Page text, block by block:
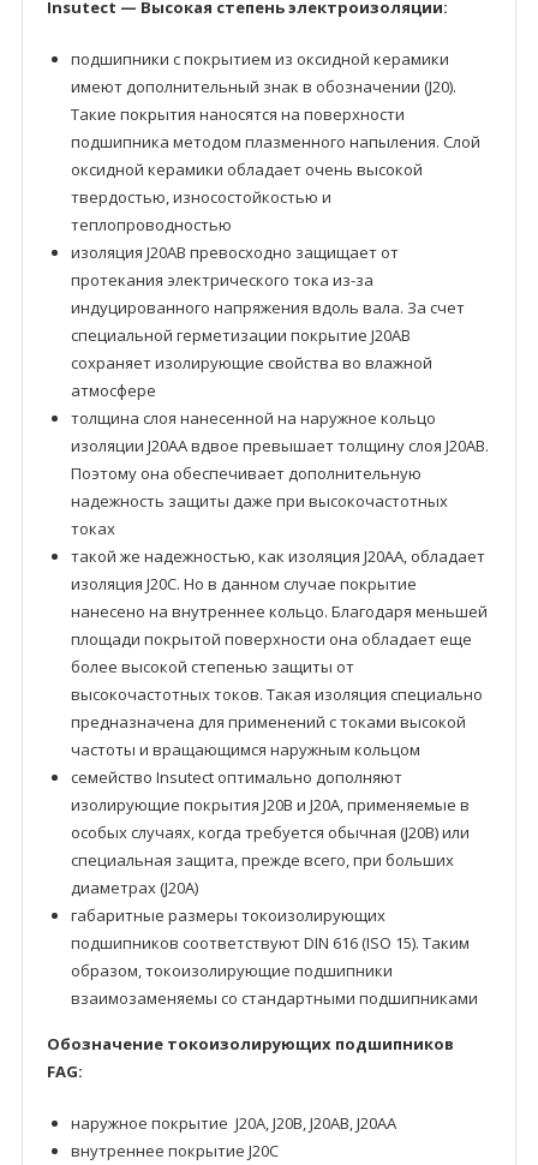
Insutect — Высокая степень электроизоляции:
подшипники с покрытием из оксидной керамики
имеют дополнительный знак в обозначении (J20).
Такие покрытия наносятся на поверхности
подшипника методом плазменного напыления. Слой
оксидной керамики обладает очень высокой
твердостью, износостойкостью и
теплопроводностью
изоляция J20AB превосходно защищает от
протекания электрического тока из-за
индуцированного напряжения вдоль вала. За счет
специальной герметизации покрытие J20AB
сохраняет изолирующие свойства во влажной
атмосфере
толщина слоя нанесенной на наружное кольцо
изоляции J20AA вдвое превышает толщину слоя J20AB.
Поэтому она обеспечивает дополнительную
надежность защиты даже при высокочастотных
токах
такой же надежностью, как изоляция J20AA, обладает
изоляция J20C. Но в данном случае покрытие
нанесено на внутреннее кольцо. Благодаря меньшей
площади покрытой поверхности она обладает еще
более высокой степенью защиты от
высокочастотных токов. Такая изоляция специально
предназначена для применений с токами высокой
частоты и вращающимся наружным кольцом
семейство Insutect оптимально дополняют
изолирующие покрытия J20B и J20A, применяемые в
особых случаях, когда требуется обычная (J20B) или
специальная защита, прежде всего, при больших
диаметрах (J20A)
габаритные размеры токоизолирующих
подшипников соответствуют DIN 616 (ISO 15). Таким
образом, токоизолирующие подшипники
взаимозаменяемы со стандартными подшипниками
Обозначение токоизолирующих подшипников
FAG:
наружное покрытие J20A, J20B, J20AB, J20AA
внутреннее покрытие J20C